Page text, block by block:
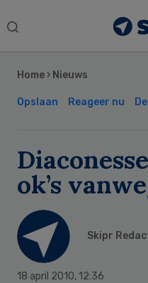
Search
Home › Nieuws
Opslaan Reageer nu
ok’s
Skipr
18 april 2010, 12:36
Sidebar